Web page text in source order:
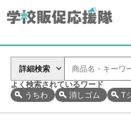
詳細検索
よく検索されているワード
うちわ
消しゴム T